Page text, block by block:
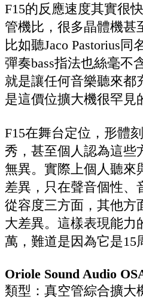
F15的反應速度其實很
管機比，很多晶體機甚
比如聽Jaco Pastorius
彈奏bass指法也絲毫不
就是讓任何音樂聽來都
是這價位擴大機很罕見
F15在舞台定位，形體
秀，甚至個人認為這些
無異。實際上個人聽來
差異，只在聲音個性、
從容度三方面，其他方
大差異。這樣表現能力
萬，難道是因為它是15
Oriole Sound Audio
類型：真空管綜合擴大